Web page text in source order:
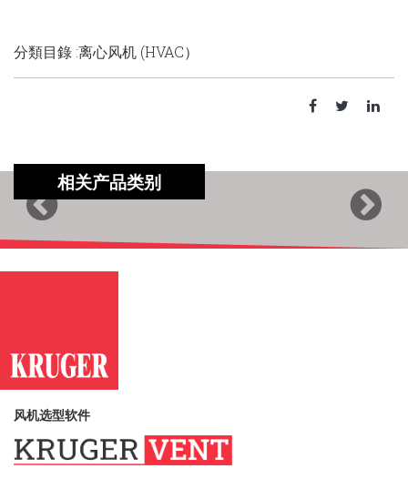
分類目錄 :离心风机 (HVAC）
相关产品类别
Previous Next
风机选型软件